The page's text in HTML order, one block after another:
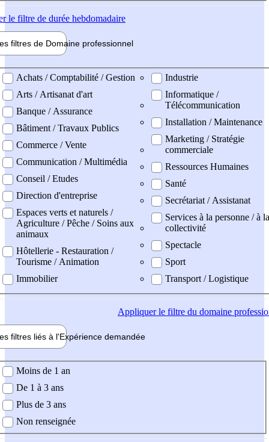
le filtre de durée hebdomadaire
filtres de Domaine professionnel
professionel
Achats / Comptabilité / Gestion
Arts / Artisanat d'art
Banque / Assurance
Bâtiment / Travaux Publics
Commerce / Vente
Communication / Multimédia
Conseil / Etudes
Direction d'entreprise
Espaces verts et naturels /
Agriculture / Pêche / Soins aux
animaux
Hôtellerie - Restauration /
Tourisme / Animation
Immobilier
Industrie
Informatique /
Télécommunication
Installation / Maintenance
Marketing / Stratégie
commerciale
Ressources Humaines
Santé
Secrétariat / Assistanat
Services à la personne / à la
collectivité
Spectacle
Sport
Transport / Logistique
Appliquerle filtre du domaine
filtres liés à l'Expérience demandée
demandée
Moins de 1 an
De 1 à 3 ans
Plus de 3 ans
Non renseignée